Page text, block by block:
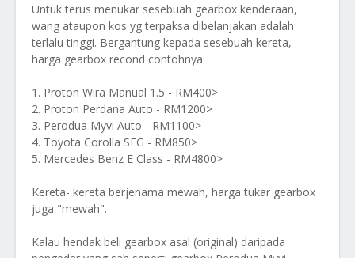
Untuk terus menukar sesebuah gearbox kenderaan,
wang ataupon kos yg terpaksa dibelanjakan adalah
terlalu tinggi. Bergantung kepada sesebuah kereta,
harga gearbox recond contohnya:
1. Proton Wira Manual 1.5 - RM400>
2. Proton Perdana Auto - RM1200>
3. Perodua Myvi Auto - RM1100>
4. Toyota Corolla SEG - RM850>
5. Mercedes Benz E Class - RM4800>
Kereta- kereta berjenama mewah, harga tukar gearbox
juga "mewah".
Kalau hendak beli gearbox asal (original) daripada